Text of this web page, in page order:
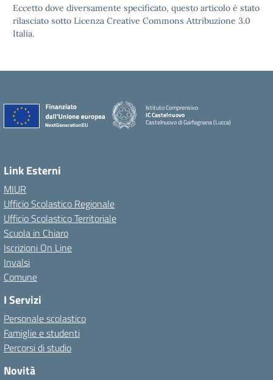
Eccetto dove diversamente specificato, questo articolo è stato
rilasciato sotto Licenza Creative Commons Attribuzione 3.0
Italia.
Istituto Comprensivo
IC Castelnuovo
Castelnuovo di Garfagnana (Lucca)
Link Esterni
MIUR
Ufficio Scolastico Regionale
Ufficio Scolastico Territoriale
Scuola in Chiaro
Iscrizioni On Line
Invalsi
Comune
I Servizi
Personale scolastico
Famiglie e studenti
Percorsi di studio
Novità